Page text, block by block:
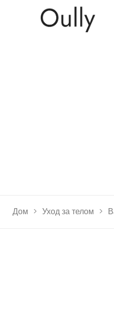
Дом > Уход за телом >